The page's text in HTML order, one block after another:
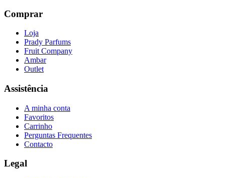
Comprar
Loja
Prady Parfums
Fruit Company
Ambar
Outlet
Assistência
A minha conta
Favoritos
Carrinho
Perguntas Frequentes
Contacto
Legal